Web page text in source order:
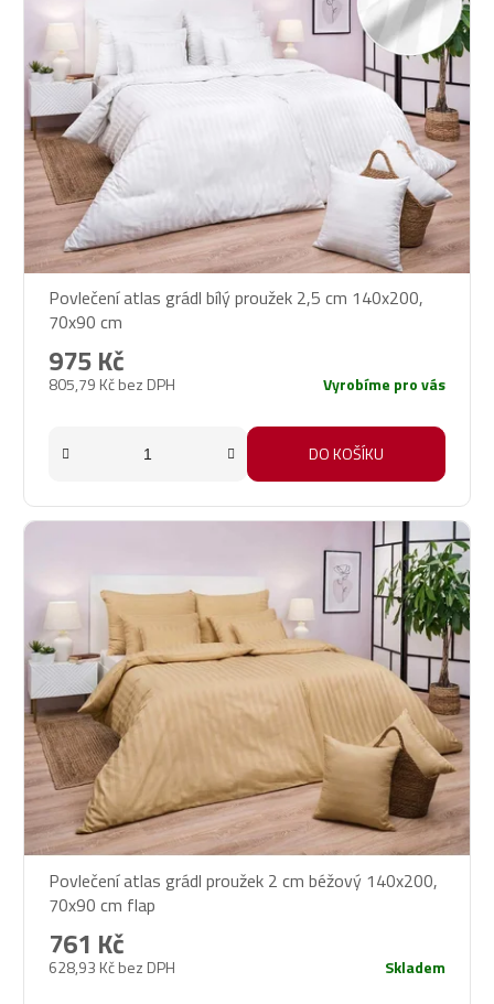
Povlečení atlas grádl bílý proužek 2,5 cm 140x200,
70x90 cm
805,79 Kč bez DPH
975 Kč
Vyrobíme pro vás
DO KOŠÍKU
Povlečení atlas grádl proužek 2 cm béžový 140x200,
70x90 cm flap
628,93 Kč bez DPH
761 Kč
Skladem